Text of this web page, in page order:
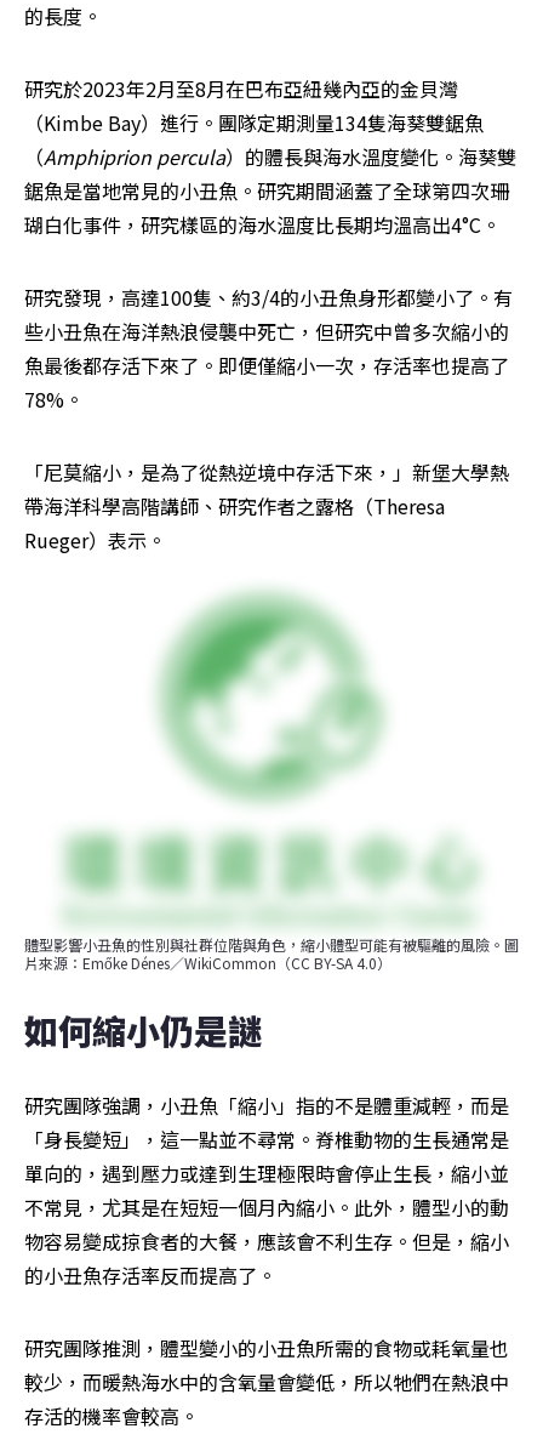
的長度。
研究於2023年2月至8月在巴布亞紐幾內亞的金貝灣
（Kimbe Bay）進行。團隊定期測量134隻海葵雙鋸魚
（Amphiprion percula）的體長與海水溫度變化。海葵雙
鋸魚是當地常見的小丑魚。研究期間涵蓋了全球第四次珊
瑚白化事件，研究樣區的海水溫度比長期均溫高出4°C。
研究發現，高達100隻、約3/4的小丑魚身形都變小了。有
些小丑魚在海洋熱浪侵襲中死亡，但研究中曾多次縮小的
魚最後都存活下來了。即便僅縮小一次，存活率也提高了
78%。
「尼莫縮小，是為了從熱逆境中存活下來，」新堡大學熱
帶海洋科學高階講師、研究作者之露格（Theresa
Rueger）表示。
體型影響小丑魚的性別與社群位階與角色，縮小體型可能有被驅離的風險。圖
片來源：Emőke Dénes／WikiCommon（CC BY-SA 4.0）
如何縮小仍是謎
研究團隊強調，小丑魚「縮小」指的不是體重減輕，而是
「身長變短」，這一點並不尋常。脊椎動物的生長通常是
單向的，遇到壓力或達到生理極限時會停止生長，縮小並
不常見，尤其是在短短一個月內縮小。此外，體型小的動
物容易變成掠食者的大餐，應該會不利生存。但是，縮小
的小丑魚存活率反而提高了。
研究團隊推測，體型變小的小丑魚所需的食物或耗氧量也
較少，而暖熱海水中的含氧量會變低，所以牠們在熱浪中
存活的機率會較高。